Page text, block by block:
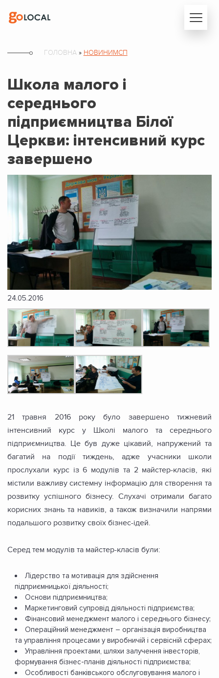
ГОЛОВНА» НОВИНИМСП
Школа малого і
середнього
підприємництва Білої
Церкви: інтенсивний курс
завершено
24.05.2016
21 травня 2016 року було завершено тижневий
інтенсивний курс у Школі малого та середнього
підприємництва. Це був дуже цікавий, напружений та
багатий на події тиждень, адже учасники школи
прослухали курс із 6 модулів та 2 майстер-класів, які
містили важливу системну інформацію для створення та
розвитку успішного бізнесу. Слухачі отримали багато
корисних знань та навиків, а також визначили напрями
подальшого розвитку своїх бізнес-ідей.
Серед тем модулів та майстер-класів були:
Лідерство та мотивація для здійснення
підприємницької діяльності;
Основи підприємництва;
Маркетинговий супровід діяльності підприємства;
Фінансовий менеджмент малого і середнього бізнесу;
Операційний менеджмент – організація виробництва
та управління процесами у виробничій і сервісній сферах;
Управління проектами, шляхи залучення інвесторів,
формування бізнес-планів діяльності підприємства;
Особливості банківського обслуговування малого і